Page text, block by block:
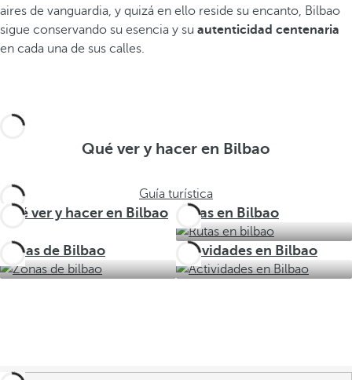
aires de vanguardia, y quizá en ello reside su encanto, Bilbao
sigue conservando su esencia y su autenticidad centenaria
en cada una de sus calles.
Qué ver y hacer en Bilbao
Guía turística
Qué ver y hacer en Bilbao Rutas en Bilbao
Zonas de Bilbao Actividades en Bilbao